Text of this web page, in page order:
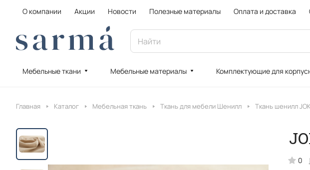
О компании Акции Новости Полезные материалы Оплата и доставка
Мебельные ткани Мебельные материалы Комплектующие для
Главная Каталог Мебельная ткань Ткань для мебели Шенилл Ткань шенилл
0